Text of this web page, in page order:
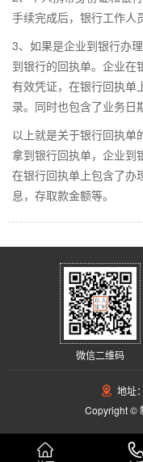
手续完成后，银行工作人
3、如果是企业到银行办
到银行的回执单。企业在
有效凭证，在银行回执单
录。同时也包含了业务日
以上就是关于银行回执单
拿到银行回执单，企业到
在银行回执单上包含了办
息，存取款金额等。
微信二维码
地址
Copyright ©